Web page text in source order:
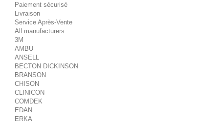
Paiement sécurisé
Livraison
Service Après-Vente
All manufacturers
3M
AMBU
ANSELL
BECTON DICKINSON
BRANSON
CHISON
CLINICON
COMDEK
EDAN
ERKA